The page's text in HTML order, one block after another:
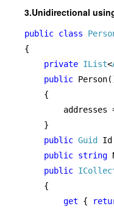
3.Unidirectional
public class
{
private IList<
public
    {
addresses
    }
public Guid
public string
public
    {
get {